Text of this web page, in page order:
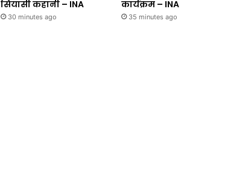
सियासी कहानी – INA
30 minutes ago
कार्यक्रम – INA
35 minutes ago